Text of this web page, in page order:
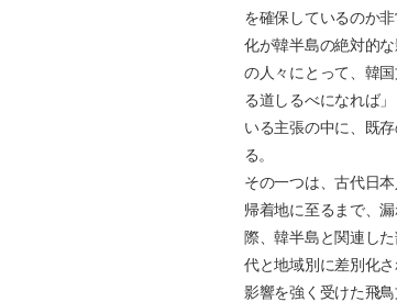
を確保しているのか
化が韓半島の絶対的
の人々にとって、韓
る道しるべになれば
いる主張の中に、既
る。
その一つは、古代日
帰着地に至るまで、
際、韓半島と関連し
代と地域別に差別化
影響を強く受けた飛